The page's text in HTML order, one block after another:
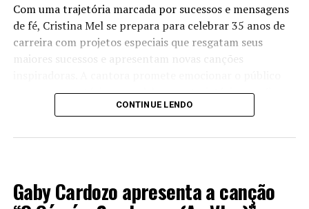
Everton Mestre com o cantor Felipe Leonachos | Foto:
Com uma trajetória marcada por sucessos e mensagens
de fé, Cristina Mel se prepara para celebrar 35 anos de
carreira com projetos especiais que resgatam seus
maiores sucessos e apresentam novas canções
com um repertório que celebra sua trajetória e reafirma
seu compromisso com a música gospel.
Além dos projetos comemorativos, Cristina Mel também
e mensagens educativas e edificantes, o novo álbum
promete encantar crianças e adultos, transmitindo
CONTINUE LENDO
Gaby Cardozo apresenta a canção